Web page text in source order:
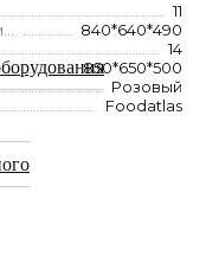
11
840*640*490
14
Габариты упаковки ДхШхВ, мм
850*650*500
Розовый
Foodatlas